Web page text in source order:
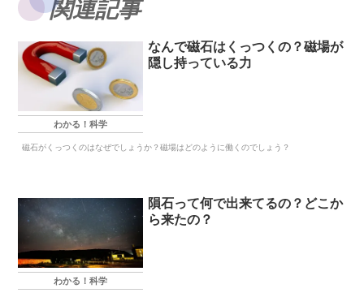
関連記事
わかる！科学
なんで磁石はくっつくの？磁場が
隠し持っている力
磁石がくっつくのはなぜでしょうか？磁場はどのように働くのでしょう？
わかる！科学
隕石って何で出来てるの？どこか
ら来たの？